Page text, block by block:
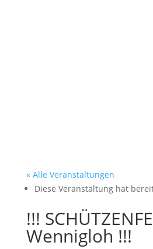
« Alle Veranstaltungen
Diese Veranstaltung hat
!!!
Wennigloh !!!